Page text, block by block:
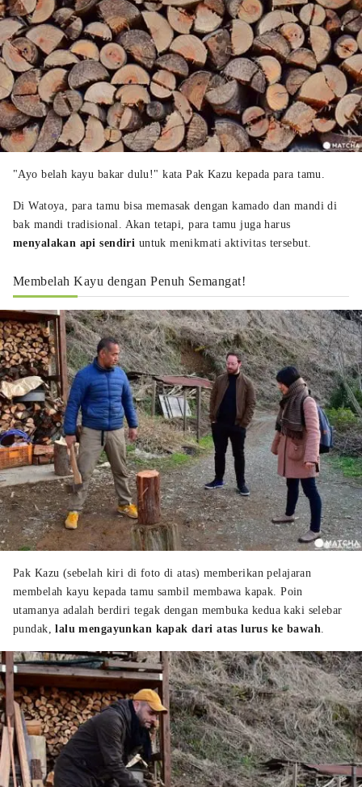
"Ayo belah kayu bakar dulu!" kata Pak Kazu kepada para tamu.
Di Watoya, para tamu bisa memasak dengan kamado dan mandi di
bak mandi tradisional. Akan tetapi, para tamu juga harus
menyalakan api sendiri untuk menikmati aktivitas tersebut.
Membelah Kayu dengan Penuh Semangat!
Pak Kazu (sebelah kiri di foto di atas) memberikan pelajaran
membelah kayu kepada tamu sambil membawa kapak. Poin
utamanya adalah berdiri tegak dengan membuka kedua kaki selebar
pundak, lalu mengayunkan kapak dari atas lurus ke bawah.